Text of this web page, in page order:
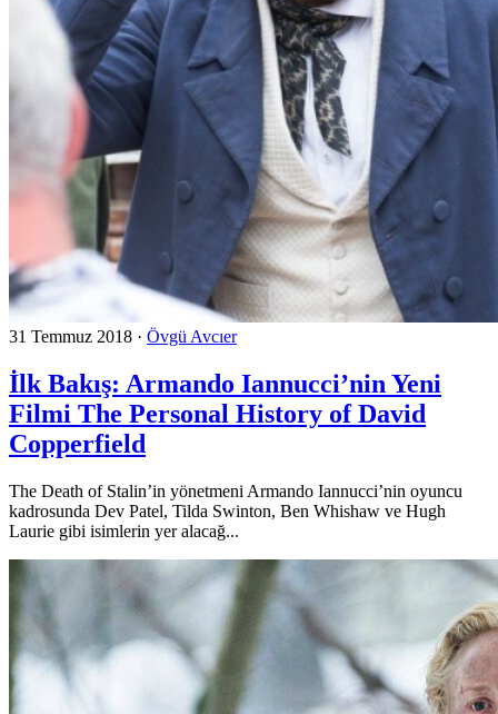
31 Temmuz 2018 · Övgü Avcıer
İlk Bakış: Armando Iannucci’nin Yeni
Filmi The Personal History of David
Copperfield
The Death of Stalin’in yönetmeni Armando Iannucci’nin oyuncu
kadrosunda Dev Patel, Tilda Swinton, Ben Whishaw ve Hugh
Laurie gibi isimlerin yer alacağ...